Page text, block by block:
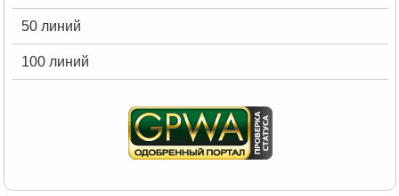
50 линий
100 линий